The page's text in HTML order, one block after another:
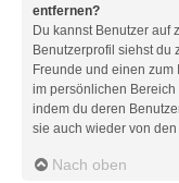
entfernen?
Du kannst Benutzer auf
Benutzerprofil siehst du
Freunde und einen zum
im persönlichen Bereich
indem du deren
sie auch wieder von den
Nach oben